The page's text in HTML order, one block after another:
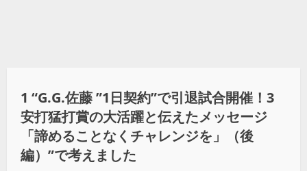
1 “G.G.佐藤 ”1日契約”で引退試合開催！3
安打猛打賞の大活躍と伝えたメッセージ
「諦めることなくチャレンジを」（後
編） ”で考えました